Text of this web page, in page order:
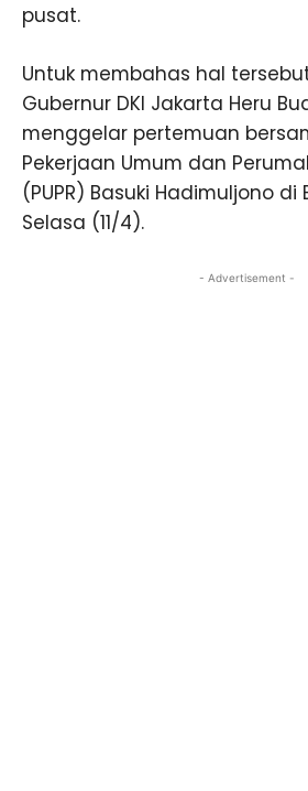
pusat.
Untuk membahas hal
Gubernur DKI Jakarta Heru
menggelar pertemuan
Pekerjaan Umum dan
(PUPR) Basuki Hadimuljono
Selasa (11/4).
- Advertisement -